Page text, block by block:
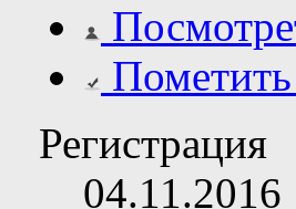
Регистрация
04.11.2016